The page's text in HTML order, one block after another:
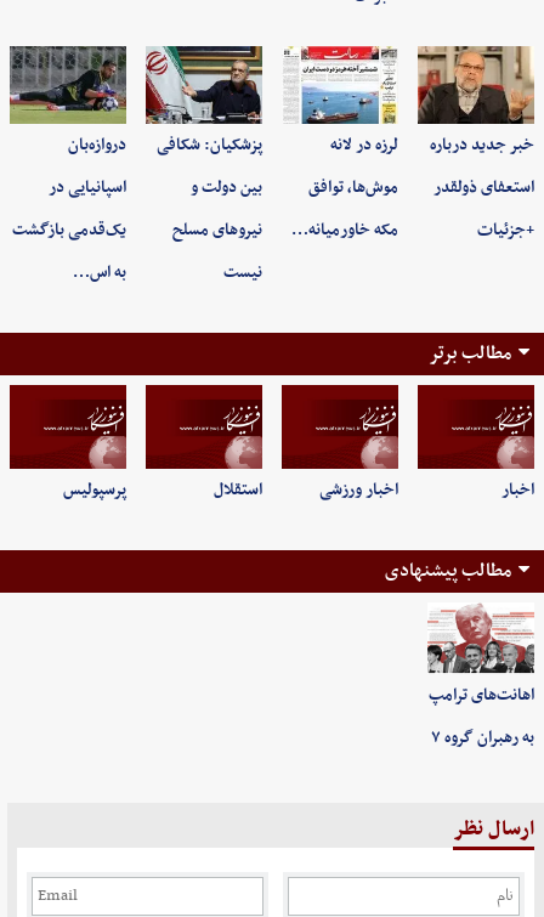
خبر جدید درباره
استعفای ذولقدر
+جزئیات
لرزه در لانه
موش‌ها، توافق
مکه خاورمیانه…
پزشکیان: شکافی
بین دولت و
نیروهای مسلح
نیست
دروازه‌بان
اسپانیایی در
یک‌قدمی بازگشت
به اس…
مطالب برتر
اخبار اخبار ورزشی استقلال پرسپولیس
مطالب پیشنهادی
اهانت‌های ترامپ
به رهبران گروه ۷
ارسال نظر